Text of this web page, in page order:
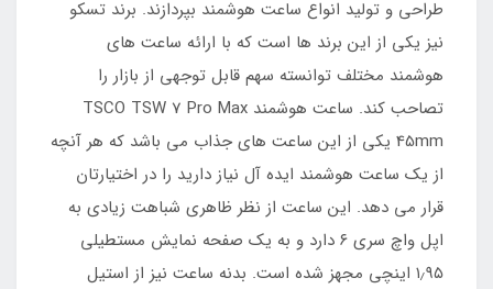
طراحی و تولید انواع ساعت هوشمند بپردازند. برند تسکو
نیز یکی از این برند ها است که با ارائه ساعت های
هوشمند مختلف توانسته سهم قابل توجهی از بازار را
تصاحب کند. ساعت هوشمند TSCO TSW 7 Pro Max
45mm یکی از این ساعت های جذاب می باشد که هر آنچه
از یک ساعت هوشمند ایده آل نیاز دارید را در اختیارتان
قرار می دهد. این ساعت از نظر ظاهری شباهت زیادی به
اپل واچ سری ۶ دارد و به یک صفحه نمایش مستطیلی
۱٫۹۵ اینچی مجهز شده است. بدنه ساعت نیز از استیل